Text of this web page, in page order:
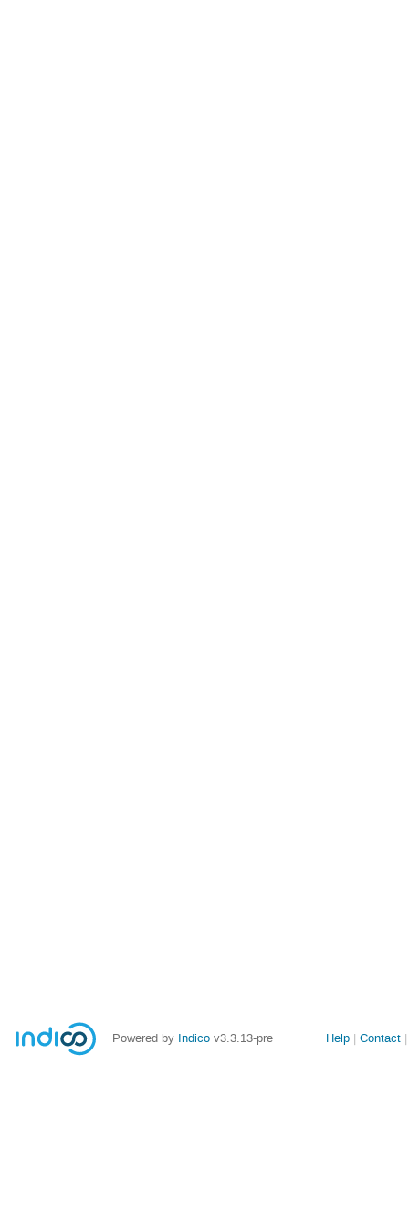
Powered by Indico v3.3.13-pre
Site
Help Contact